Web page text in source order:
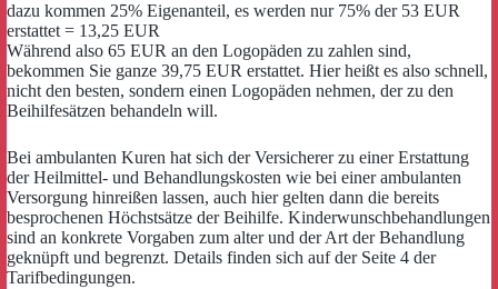
dazu kommen 25% Eigenanteil, es werden nur 75% der 53 EUR
erstattet = 13,25 EUR
Während also 65 EUR an den Logopäden zu zahlen sind,
bekommen Sie ganze 39,75 EUR erstattet. Hier heißt es also schnell,
nicht den besten, sondern einen Logopäden nehmen, der zu den
Beihilfesätzen behandeln will.
Bei ambulanten Kuren hat sich der Versicherer zu einer Erstattung
der Heilmittel- und Behandlungskosten wie bei einer ambulanten
Versorgung hinreißen lassen, auch hier gelten dann die bereits
besprochenen Höchstsätze der Beihilfe. Kinderwunschbehandlungen
sind an konkrete Vorgaben zum alter und der Art der Behandlung
geknüpft und begrenzt. Details finden sich auf der Seite 4 der
Tarifbedingungen.